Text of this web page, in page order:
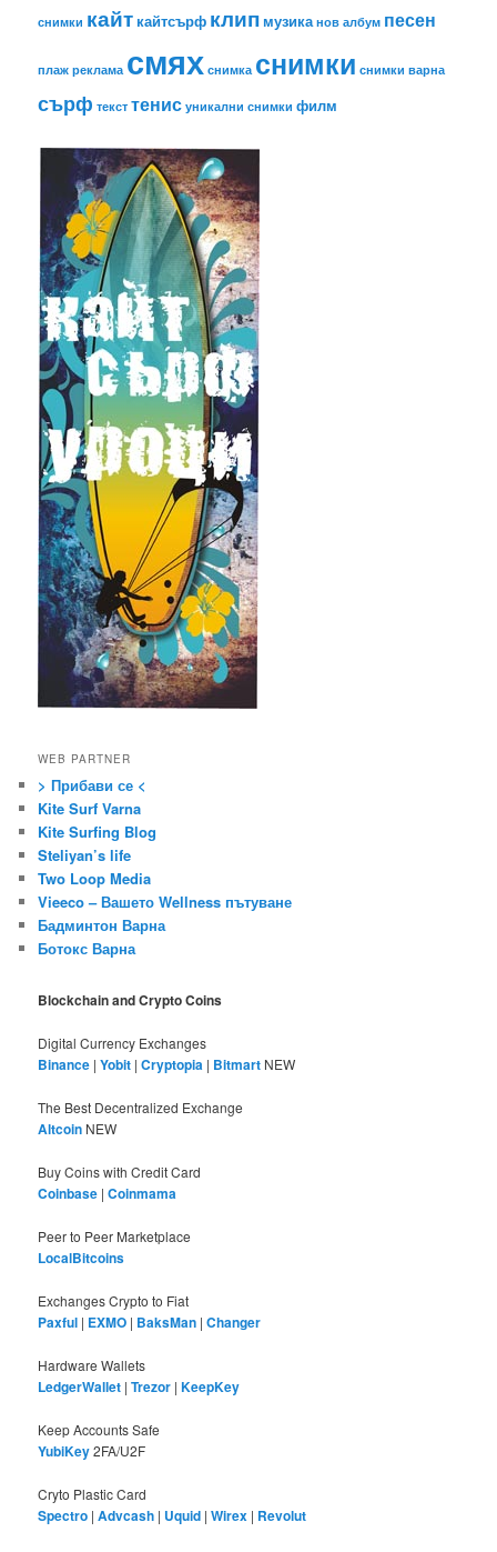
снимки кайт кайтсърф клип музика нов албум песен
плаж реклама смях снимка снимки снимки варна
сърф текст тенис уникални снимки филм
WEB PARTNER
> Прибави се <
Kite Surf Varna
Kite Surfing Blog
Steliyan’s life
Two Loop Media
Vieeco – Вашето Wellness пътуване
Бадминтон Варна
Ботокс Варна
Blockchain and Crypto Coins
Digital Currency Exchanges
Binance |Yobit |Cryptopia | Bitmart NEW
The Best Decentralized Exchange
Altcoin NEW
Buy Coins with Credit Card
Coinbase |Coinmama
Peer to Peer Marketplace
LocalBitcoins
Exchanges Crypto to Fiat
Paxful | EXMO | BaksMan |Changer
Hardware Wallets
LedgerWallet |Trezor |KeepKey
Keep Accounts Safe
YubiKey2FA/U2F
Cryto Plastic Card
Spectro |Advcash | Uquid |Wirex | Revolut